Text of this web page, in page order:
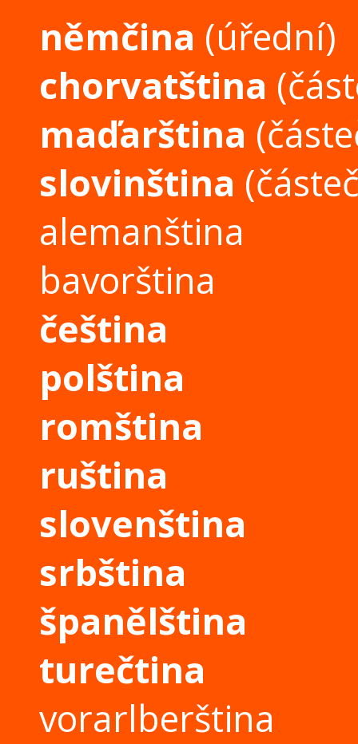
němčina (úřední)
chorvatština
maďarština
slovinština
alemanština
bavorština
čeština
polština
romština
ruština
slovenština
srbština
španělština
turečtina
vorarlberština